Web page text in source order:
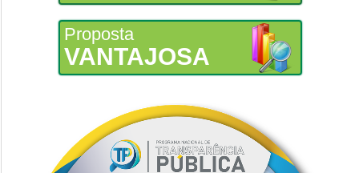
Proposta
VANTAJOSA